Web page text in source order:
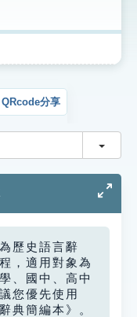
QRcode分享
切換
歷史語言辭
，適用對象為
、國中、高中
您優先使用
典簡編本》。